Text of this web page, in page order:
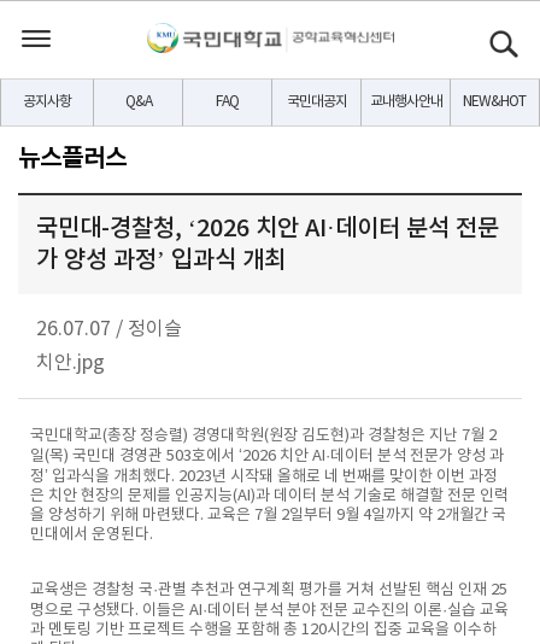
공지사항 Q&A FAQ 국민대공지 교내행사안내 NEW&HOT
뉴스플러스
국민대-경찰청, ‘2026 치안 AI·데이터 분석 전문
가 양성 과정’ 입과식 개최
26.07.07 / 정이슬
치안.jpg
국민대학교(총장 정승렬) 경영대학원(원장 김도현)과 경찰청은 지난 7월 2
일(목) 국민대 경영관 503호에서 ‘2026 치안 AI·데이터 분석 전문가 양성 과
정’ 입과식을 개최했다. 2023년 시작돼 올해로 네 번째를 맞이한 이번 과정
은 치안 현장의 문제를 인공지능(AI)과 데이터 분석 기술로 해결할 전문 인력
을 양성하기 위해 마련됐다. 교육은 7월 2일부터 9월 4일까지 약 2개월간 국
민대에서 운영된다.
교육생은 경찰청 국·관별 추천과 연구계획 평가를 거쳐 선발된 핵심 인재 25
명으로 구성됐다. 이들은 AI·데이터 분석 분야 전문 교수진의 이론·실습 교육
과 멘토링 기반 프로젝트 수행을 포함해 총 120시간의 집중 교육을 이수하